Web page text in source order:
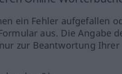
ein Fehler aufgefallen
aus. Die Angabe
zur Beantwortung Ihrer